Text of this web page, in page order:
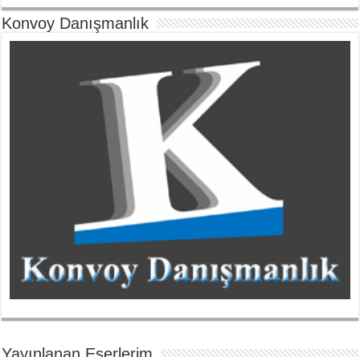
Konvoy Danışmanlık